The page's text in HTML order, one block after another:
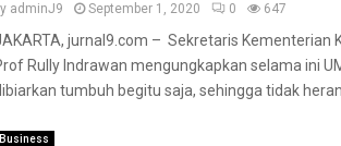
adminJ9 September 1, 2020 0 647
jurnal9.com – Sekretaris Kementerian
Rully Indrawan mengungkapkan selama ini
tumbuh begitu saja, sehingga tidak heran
Business